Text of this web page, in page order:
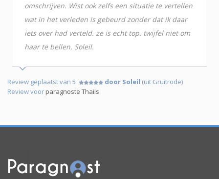
omschrijven. Wist ook zelfs een situatie te vertellen
wat in het verleden is gebeurd zonder dat ik daar
iets over had verteld. ze is echt top. twijfel niet om
haar te bellen. Soleil.
Review geplaatst van 5 door Soleil (uit Gruitrode)
Review voorparagnoste Thaiis